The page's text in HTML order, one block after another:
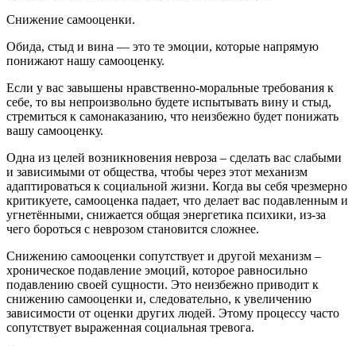
Снижение самооценки.
Обида, стыд и вина — это те эмоции, которые напрямую
понижают нашу самооценку.
Если у вас завышены нравственно-моральные требования к
себе, то вы непроизвольно будете испытывать вину и стыд,
стремиться к самонаказанию, что неизбежно будет понижать
вашу самооценку.
Одна из целей возникновения невроза – сделать вас слабыми
и зависимыми от общества, чтобы через этот механизм
адаптироваться к социальной жизни. Когда вы себя чрезмерно
критикуете, самооценка падает, что делает вас подавленным и
угнетёнными, снижается общая энергетика психики, из-за
чего бороться с неврозом становится сложнее.
Снижению самооценки сопутствует и другой механизм –
хроническое подавление эмоций, которое равносильно
подавлению своей сущности. Это неизбежно приводит к
снижению самооценки и, следовательно, к увеличению
зависимости от оценки других людей. Этому процессу часто
сопутствует выраженная социальная тревога.